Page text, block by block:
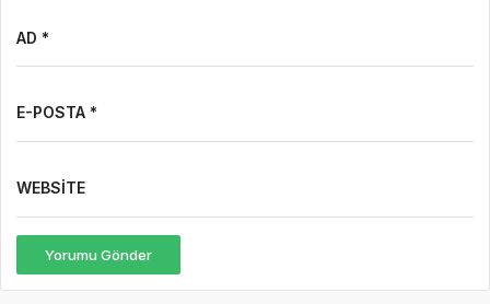
AD *
E-POSTA *
WEBSITE
Yorumu Gönder